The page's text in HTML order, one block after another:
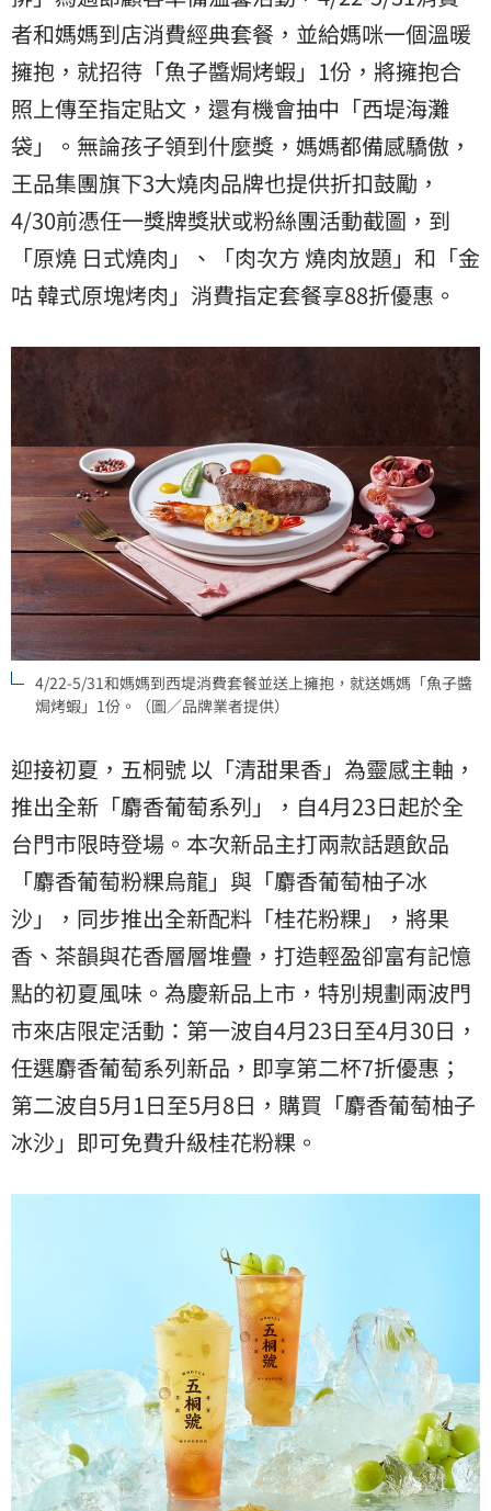
者和媽媽到店消費經典套餐，並給媽咪一個溫暖
擁抱，就招待「魚子醬焗烤蝦」1份，將擁抱合
照上傳至指定貼文，還有機會抽中「西堤海灘
袋」。無論孩子領到什麼獎，媽媽都備感驕傲，
王品集團旗下3大燒肉品牌也提供折扣鼓勵，
4/30前憑任一獎牌獎狀或粉絲團活動截圖，到
「原燒 日式燒肉」、「肉次方 燒肉放題」和「金
咕 韓式原塊烤肉」消費指定套餐享88折優惠。
4/22-5/31和媽媽到西堤消費套餐並送上擁抱，就送媽媽「魚子醬
焗烤蝦」1份。（圖／品牌業者提供）
迎接初夏，五桐號 以「清甜果香」為靈感主軸，
推出全新「麝香葡萄系列」，自4月23日起於全
台門市限時登場。本次新品主打兩款話題飲品
「麝香葡萄粉粿烏龍」與「麝香葡萄柚子冰
沙」，同步推出全新配料「桂花粉粿」，將果
香、茶韻與花香層層堆疊，打造輕盈卻富有記憶
點的初夏風味。為慶新品上市，特別規劃兩波門
市來店限定活動：第一波自4月23日至4月30日，
任選麝香葡萄系列新品，即享第二杯7折優惠；
第二波自5月1日至5月8日，購買「麝香葡萄柚子
冰沙」即可免費升級桂花粉粿。